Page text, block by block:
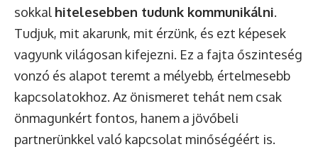
sokkal hitelesebben tudunk kommunikálni.
Tudjuk, mit akarunk, mit érzünk, és ezt képesek
vagyunk világosan kifejezni. Ez a fajta őszinteség
vonzó és alapot teremt a mélyebb, értelmesebb
kapcsolatokhoz. Az önismeret tehát nem csak
önmagunkért fontos, hanem a jövőbeli
partnerünkkel való kapcsolat minőségéért is.